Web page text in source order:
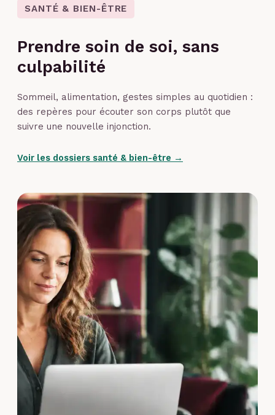
SANTÉ & BIEN-ÊTRE
Prendre soin de soi, sans
culpabilité
Sommeil, alimentation, gestes simples au quotidien :
des repères pour écouter son corps plutôt que
suivre une nouvelle injonction.
Voir les dossiers santé & bien-être →